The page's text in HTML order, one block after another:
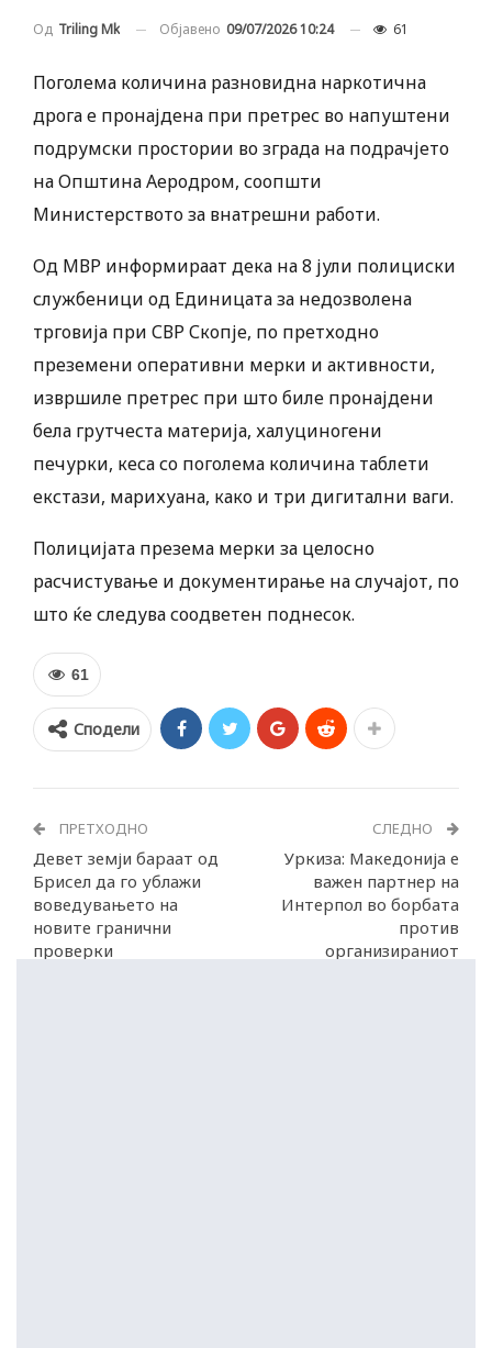
Од Triling Mk Објавено 09/07/2026 10:24 61
Поголема количина разновидна наркотична
дрога е пронајдена при претрес во напуштени
подрумски простории во зграда на подрачјето
на Општина Аеродром, соопшти
Министерството за внатрешни работи.
Од МВР информираат дека на 8 јули полициски
службеници од Единицата за недозволена
трговија при СВР Скопје, по претходно
преземени оперативни мерки и активности,
извршиле претрес при што биле пронајдени
бела грутчеста материја, халуциногени
печурки, кеса со поголема количина таблети
екстази, марихуана, како и три дигитални ваги.
Полицијата презема мерки за целосно
расчистување и документирање на случајот, по
што ќе следува соодветен поднесок.
61
Сподели
ПРЕТХОДНО
Девет земји бараат од
Брисел да го ублажи
воведувањето на
новите гранични
проверки
СЛЕДНО
Уркиза: Македонија е
важен партнер на
Интерпол во борбата
против
организираниот